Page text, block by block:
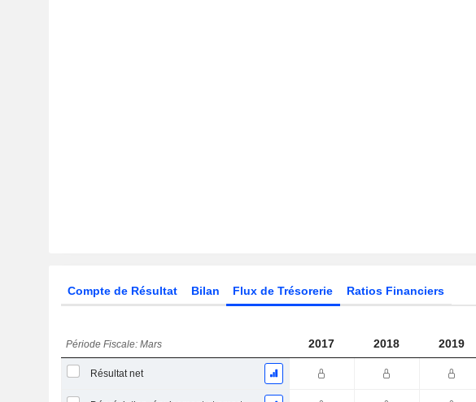
Compte de Résultat Bilan Flux de Trésorerie Ratios Financiers
Période Fiscale: Mars 2017 2018 2019
Résultat net